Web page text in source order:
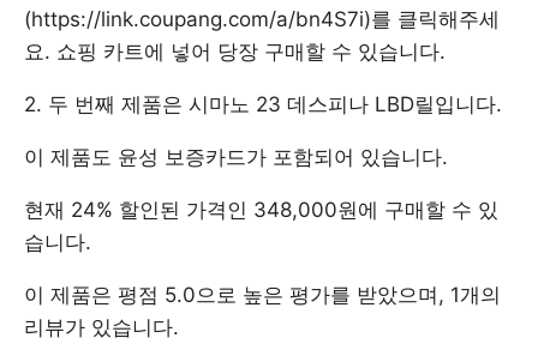
(https://link.coupang.com/a/bn4S7i)를 클릭해주세
요. 쇼핑 카트에 넣어 당장 구매할 수 있습니다.
2. 두 번째 제품은 시마노 23 데스피나 LBD릴입니다.
이 제품도 윤성 보증카드가 포함되어 있습니다.
현재 24% 할인된 가격인 348,000원에 구매할 수 있
습니다.
이 제품은 평점 5.0으로 높은 평가를 받았으며, 1개의
리뷰가 있습니다.